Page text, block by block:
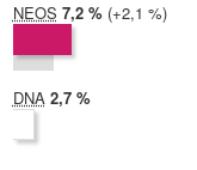
NEOS 2024:
7,2 % Differenz:
+2,1 %
DNA 2024:
2,7 %